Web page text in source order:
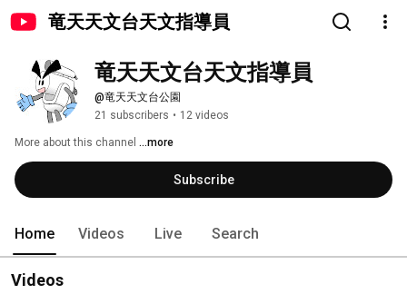
竜天天文台天文指導員
竜天天文台天文指導員
@竜天天文台公園
21 subscribers • 12 videos
More about this channel ...more
Subscribe
Home Videos Live Search
Videos